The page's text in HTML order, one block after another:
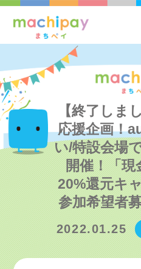
【終了しま
応援企画！
い/特設会場
開催！「現
20%還元キ
参加希望者
2022.01.25